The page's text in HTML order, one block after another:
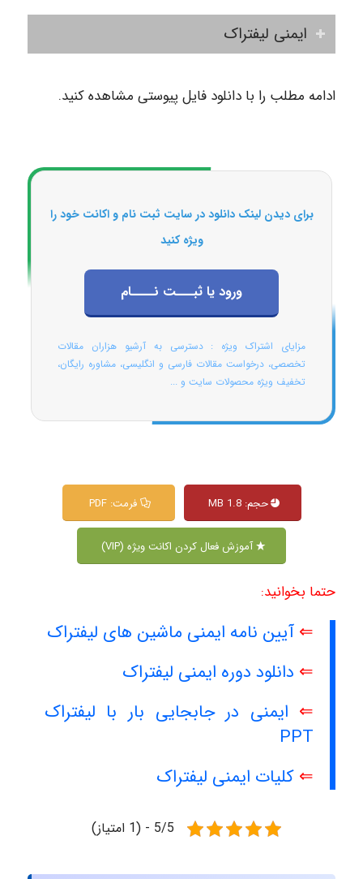
ایمنی لیفتراک
ادامه مطلب را با دانلود فایل پیوستی مشاهده کنید.
برای دیدن لینک دانلود در سایت ثبت نام و اکانت خود را
ویژه کنید
ورود یا ثبـــت نــــام
مزایای اشتراک ویژه : دسترسی به آرشیو هزاران مقالات
تخصصی، درخواست مقالات فارسی و انگلیسی، مشاوره رایگان،
تخفیف ویژه محصولات سایت و ...
حجم: 1.8 MB فرمت: PDF
آموزش فعال کردن اکانت ویژه (VIP)
حتما بخوانید:
⇐ آیین نامه ایمنی ماشین های لیفتراک
⇐ دانلود دوره ایمنی لیفتراک
⇐ ایمنی در جابجایی بار با لیفتراک
PPT
⇐ کلیات ایمنی لیفتراک
5/5 - (1 امتیاز)